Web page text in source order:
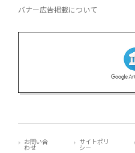
バナー広告掲載について
お問い合
わせ
サイトポリ
シー